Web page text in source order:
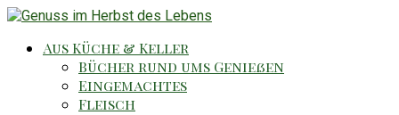
Aus Küche & Keller
Bücher rund ums Genießen
Eingemachtes
Fleisch